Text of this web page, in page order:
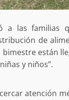
a las familias
de
están
y niños”.
atención